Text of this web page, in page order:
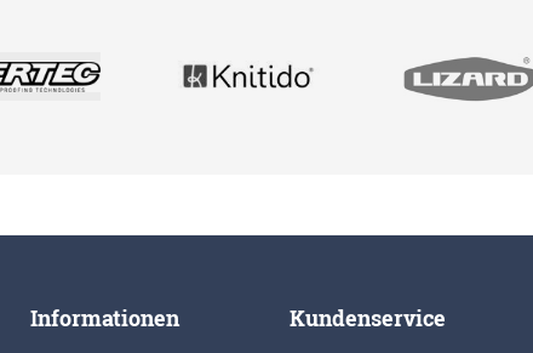
Informationen Kundenservice